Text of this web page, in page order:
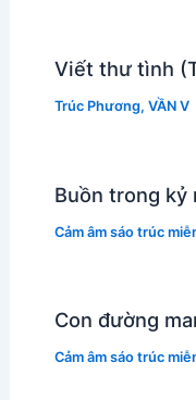
Viết thư tình
Trúc Phương, VẦN V
Buồn trong kỷ
Cảm âm sáo trúc
Con đường
Cảm âm sáo trúc